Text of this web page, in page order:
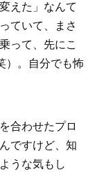
えた」なんて
ていて、まさ
って、先にこ
）。自分でも怖
合わせたプロ
ですけど、知
うな気もし